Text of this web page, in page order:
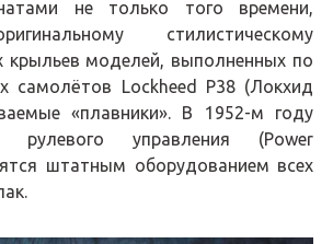
не только того времени,
стилистическому
крыльев моделей, выполненных по
самолётов Lockheed P38 (Локхид
«плавники». В 1952-м году
рулевого управления (Power
штатным оборудованием всех